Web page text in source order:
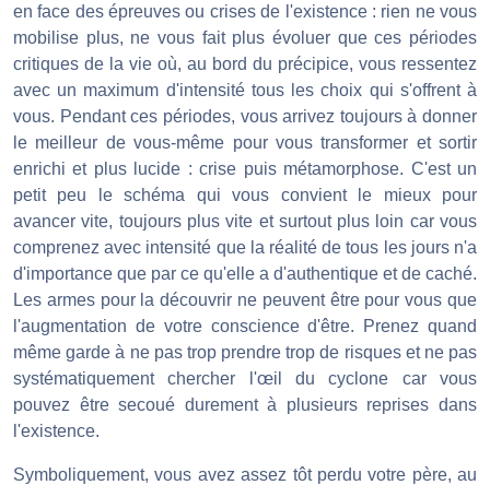
en face des épreuves ou crises de l'existence : rien ne vous
mobilise plus, ne vous fait plus évoluer que ces périodes
critiques de la vie où, au bord du précipice, vous ressentez
avec un maximum d'intensité tous les choix qui s'offrent à
vous. Pendant ces périodes, vous arrivez toujours à donner
le meilleur de vous-même pour vous transformer et sortir
enrichi et plus lucide : crise puis métamorphose. C'est un
petit peu le schéma qui vous convient le mieux pour
avancer vite, toujours plus vite et surtout plus loin car vous
comprenez avec intensité que la réalité de tous les jours n'a
d'importance que par ce qu'elle a d'authentique et de caché.
Les armes pour la découvrir ne peuvent être pour vous que
l'augmentation de votre conscience d'être. Prenez quand
même garde à ne pas trop prendre trop de risques et ne pas
systématiquement chercher l'œil du cyclone car vous
pouvez être secoué durement à plusieurs reprises dans
l'existence.
Symboliquement, vous avez assez tôt perdu votre père, au